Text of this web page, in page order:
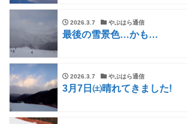
2026.3.7 やぶはら通信
最後の雪景色…かも…
2026.3.7 やぶはら通信
3月7日㈯晴れてきました!